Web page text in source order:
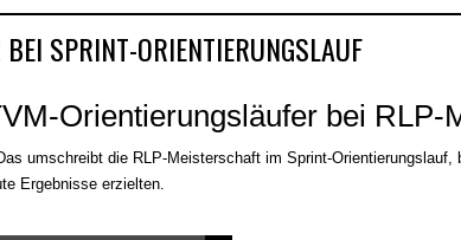
SPRINT-ORIENTIERUNGSLAUF
Orientierungsläufer bei RLP-
umschreibt die RLP-Meisterschaft im Sprint-Orientierungslauf,
Ergebnisse erzielten.